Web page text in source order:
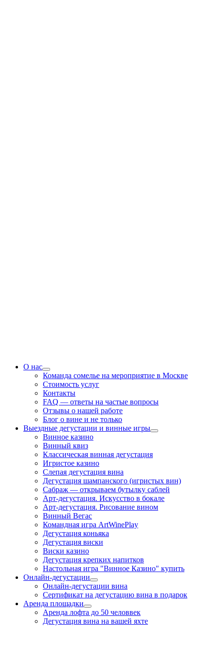
О нас
Команда сомелье на мероприятие в Москве
Стоимость услуг
Контакты
FAQ — ответы на частые вопросы
Отзывы о нашей работе
Блог о вине и не только
Выездные дегустации и винные игры
Винное казино
Винный квиз
Классическая винная дегустация
Игристое казино
Слепая дегустация вина
Дегустация шампанского (игристых вин)
Сабраж — открываем бутылку саблей
Арт-дегустация. Искусство в бокале
Арт-дегустация. Рисование вином
Винный Вегас
Командная игра ArtWinePlay
Дегустация коньяка
Дегустация виски
Виски казино
Дегустация крепких напитков
Настольная игра "Винное Казино" купить
Онлайн-дегустации
Онлайн-дегустации вина
Сертификат на дегустацию вина в подарок
Аренда площадки
Аренда лофта до 50 человвек
Дегустация вина на вашей яхте